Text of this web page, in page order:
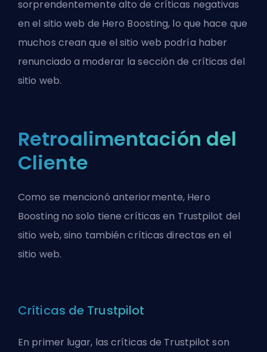
sorprendentemente alto de críticas negativas
en el sitio web de Hero Boosting, lo que hace que
muchos crean que el sitio web podría haber
renunciado a moderar la sección de críticas del
sitio web.
Retroalimentación del
Cliente
Como se mencionó anteriormente, Hero
Boosting no solo tiene críticas en Trustpilot del
sitio web, sino también críticas directas en el
sitio web.
Críticas de Trustpilot
En primer lugar, lascríticas de Trustpilot son